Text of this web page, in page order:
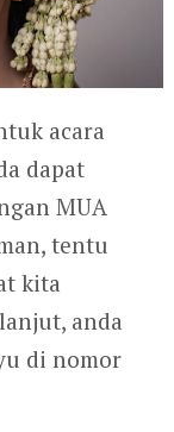
acara
dapat
MUA
tentu
kita
anda
di nomor